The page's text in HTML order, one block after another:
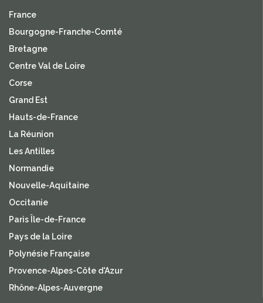
France
Bourgogne-Franche-Comté
Bretagne
Centre Val de Loire
Corse
Grand Est
Hauts-de-France
La Réunion
Les Antilles
Normandie
Nouvelle-Aquitaine
Occitanie
Paris Île-de-France
Pays de la Loire
Polynésie Française
Provence-Alpes-Côte d'Azur
Rhône-Alpes-Auvergne